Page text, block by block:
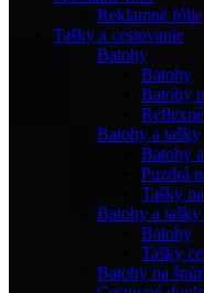
Reklamné fólie
Tašky a cestovanie
Batohy
Batohy
Batohy
Batohy a tašky
Batohy
Puzdrá
Tašky
Batohy a tašky
Batohy
Tašky
Batohy na